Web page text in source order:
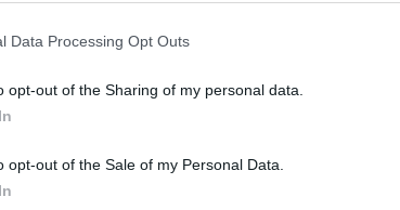
Data Processing Opt Outs
opt-out of the Sharing of my personal data.
opt-out of the Sale of my Personal Data.
il rischio di errori. Il tutto con cicli di
sicurezza. La ricompensa è un corpo che si